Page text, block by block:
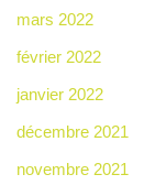
mars 2022
février 2022
janvier 2022
décembre 2021
novembre 2021